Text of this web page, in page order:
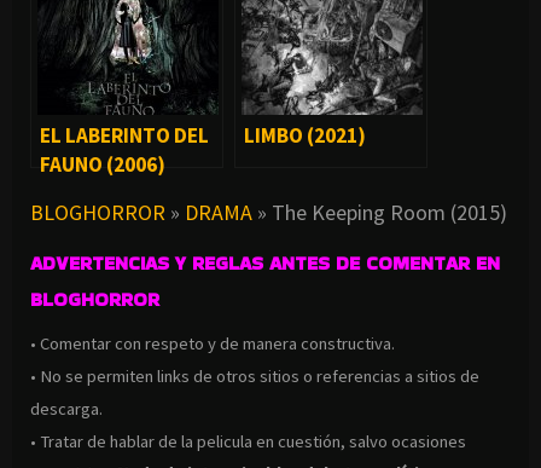
EL LABERINTO DEL
FAUNO (2006)
LIMBO (2021)
BLOGHORROR » DRAMA » The Keeping Room (2015)
ADVERTENCIAS Y REGLAS ANTES DE COMENTAR EN
BLOGHORROR
• Comentar con respeto y de manera constructiva.
• No se permiten links de otros sitios o referencias a sitios de
descarga.
• Tratar de hablar de la pelicula en cuestión, salvo ocasiones